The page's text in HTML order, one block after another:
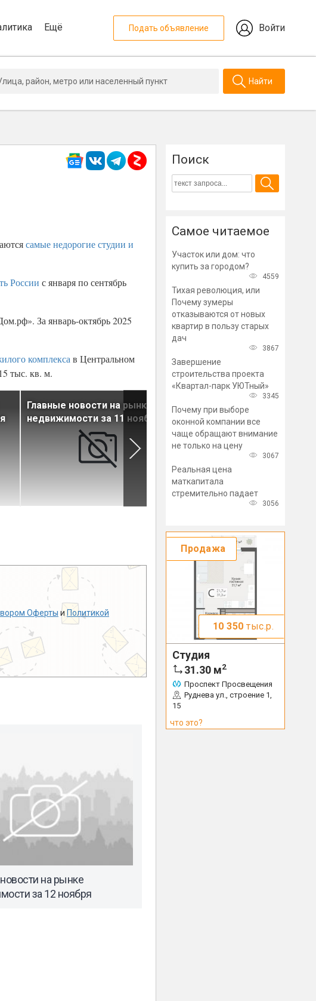
Ещё Подать объявление Войти
Найти
самые недорогие студии и
России с января по сентябрь
За январь-октябрь 2025
комплекса в Центральном
тыс. кв. м.
Главные новости на рынке
недвижимости за 11 ноября
Главные новости на рынке
недвижимости за 10 ноября
Оферты и Политикой
на рынке
за 12 ноября
Поиск
Самое читаемое
Участок или дом: что
купить за городом?
4559
Тихая революция, или
Почему зумеры
отказываются от новых
квартир в пользу старых
дач
3867
Завершение
строительства проекта
«Квартал-парк УЮТный»
3345
Почему при выборе
оконной компании все
чаще обращают внимание
не только на цену
3067
Реальная цена
маткапитала
стремительно падает
3056
Продажа
10 350 тыс.р.
Студия
31.30 м2
Проспект Просвещения
Руднева ул., строение 1,
15
что это?